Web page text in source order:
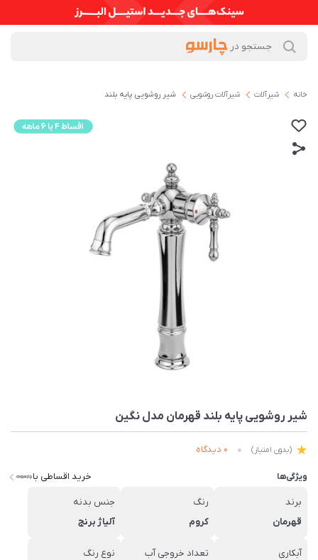
خانه شیرآلات شیرآلات روشویی شیر روشویی پایه بلند
شیر روشویی پایه بلند قهرمان مدل نگین
(بدون امتیاز) 0 دیدگاه
ویژگی‌ها خرید اقساطی با
برند
قهرمان
رنگ
کروم
جنس بدنه
آلیاژ برنج
آبکاری
تعداد خروجی آب
نوع رنگ